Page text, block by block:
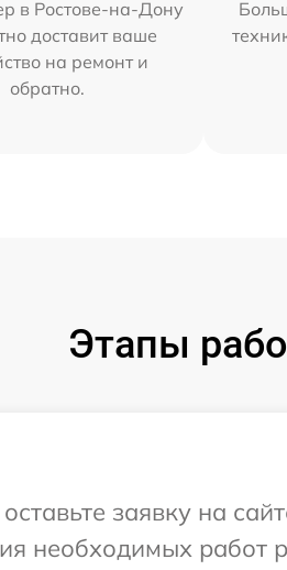
в Ростове-на-Дону
доставит ваше
на ремонт и
обратно.
Этапы
заявку на
необходимых работ